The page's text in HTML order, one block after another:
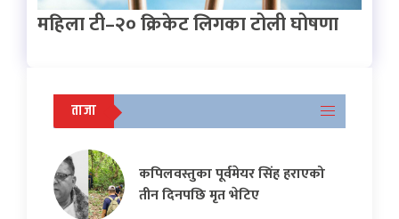
महिला टी–२० क्रिकेट लिगका टोली घोषणा
ताजा
कपिलवस्तुका पूर्वमेयर सिंह हराएको
तीन दिनपछि मृत भेटिए